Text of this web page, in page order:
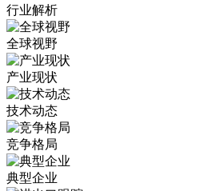
行业解析
全球视野
产业现状
技术动态
竞争格局
典型企业